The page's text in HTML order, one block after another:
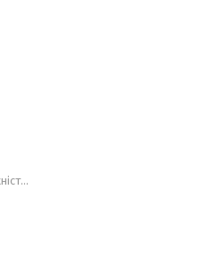
Enyaq vRS